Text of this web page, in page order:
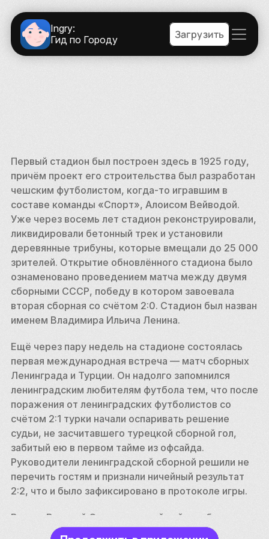
Ingry:
Гид по Городу
Загрузить
Первый стадион был построен здесь в 1925 году,
причём проект его строительства был разработан
чешским футболистом, когда-то игравшим в
составе команды «Спорт», Алоисом Вейводой.
Уже через восемь лет стадион реконструировали,
ликвидировали бетонный трек и установили
деревянные трибуны, которые вмещали до 25 000
зрителей. Открытие обновлённого стадиона было
ознаменовано проведением матча между двумя
сборными СССР, победу в котором завоевала
вторая сборная со счётом 2:0. Стадион был назван
именем Владимира Ильича Ленина.
Ещё через пару недель на стадионе состоялась
первая международная встреча — матч сборных
Ленинграда и Турции. Он надолго запомнился
ленинградским любителям футбола тем, что после
поражения от ленинградских футболистов со
счётом 2:1 турки начали оспаривать решение
судьи, не засчитавшего турецкой сборной гол,
забитый ею в первом тайме из офсайда.
Руководители ленинградской сборной решили не
перечить гостям и признали ничейный результат
2:2, что и было зафиксировано в протоколе игры.
В годы Великой Отечественной войны и блокады
Ленинграда стадиону имени Ленина пришлось